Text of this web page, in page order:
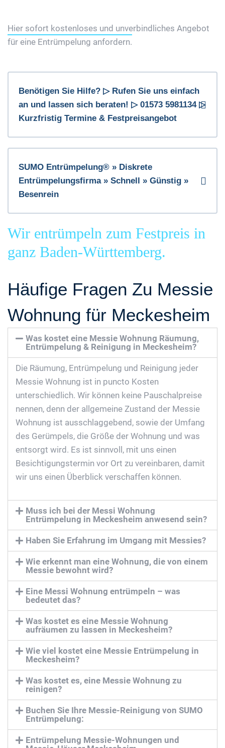
Hier sofort kostenloses und unverbindliches Angebot
für eine Entrümpelung anfordern.
Benötigen Sie Hilfe? ▷ Rufen Sie uns einfach
an und lassen sich beraten! ▷ 01573 5981134 ▷
Kurzfristig Termine & Festpreisangebot
SUMO Entrümpelung® » Diskrete
Entrümpelungsfirma » Schnell » Günstig »
Besenrein
Wir entrümpeln zum Festpreis in
ganz Baden-Württemberg.
Häufige Fragen Zu Messie
Wohnung für Meckesheim
Was kostet eine Messie Wohnung Räumung,
Entrümpelung & Reinigung in Meckesheim?
Die Räumung, Entrümpelung und Reinigung jeder
Messie Wohnung ist in puncto Kosten
unterschiedlich. Wir können keine Pauschalpreise
nennen, denn der allgemeine Zustand der Messie
Wohnung ist ausschlaggebend, sowie der Umfang
des Gerümpels, die Größe der Wohnung und was
entsorgt wird. Es ist sinnvoll, mit uns einen
Besichtigungstermin vor Ort zu vereinbaren, damit
wir uns einen Überblick verschaffen können.
Muss ich bei der Messi Wohnung
Entrümpelung in Meckesheim anwesend sein?
Haben Sie Erfahrung im Umgang mit Messies?
Wie erkennt man eine Wohnung, die von einem
Messie bewohnt wird?
Eine Messi Wohnung entrümpeln – was
bedeutet das?
Was kostet es eine Messie Wohnung
aufräumen zu lassen in Meckesheim?
Wie viel kostet eine Messie Entrümpelung in
Meckesheim?
Was kostet es, eine Messie Wohnung zu
reinigen?
Buchen Sie Ihre Messie-Reinigung von SUMO
Entrümpelung:
Entrümpelung Messie-Wohnungen und